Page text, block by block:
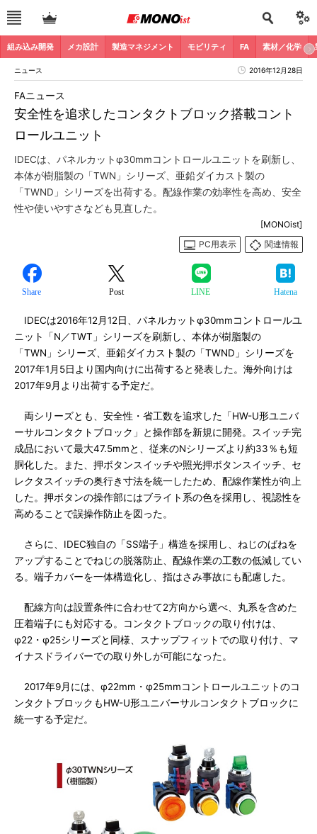
組み込み開発 メカ設計 製造マネジメント モビリティ FA 素材／化学
ニュース 2016年12月28日
安全性を追求したコンタクトブロック搭載コント
ロールユニット
FAニュース
IDECは、パネルカットφ30mmコントロールユニットを刷新し、
本体が樹脂製の「TWN」シリーズ、亜鉛ダイカスト製の
「TWND」シリーズを出荷する。配線作業の効率性を高め、安全
性や使いやすさなども見直した。
[MONOist]
PC用表示
関連情報
Share Post LINE Hatena
IDECは2016年12月12日、パネルカットφ30mmコントロールユ
ニット「N／TWT」シリーズを刷新し、本体が樹脂製の
「TWN」シリーズ、亜鉛ダイカスト製の「TWND」シリーズを
2017年1月5日より国内向けに出荷すると発表した。海外向けは
2017年9月より出荷する予定だ。
両シリーズとも、安全性・省工数を追求した「HW-U形ユニバ
ーサルコンタクトブロック」と操作部を新規に開発。スイッチ完
成品において最大47.5mmと、従来のNシリーズより約33％も短
胴化した。また、押ボタンスイッチや照光押ボタンスイッチ、セ
レクタスイッチの奥行き寸法を統一したため、配線作業性が向上
した。押ボタンの操作部にはブライト系の色を採用し、視認性を
高めることで誤操作防止を図った。
さらに、IDEC独自の「SS端子」構造を採用し、ねじのばねを
アップすることでねじの脱落防止、配線作業の工数の低減してい
る。端子カバーを一体構造化し、指はさみ事故にも配慮した。
配線方向は設置条件に合わせて2方向から選べ、丸系を含めた
圧着端子にも対応する。コンタクトブロックの取り付けは、
φ22・φ25シリーズと同様、スナップフィットでの取り付け、マ
イナスドライバーでの取り外しが可能になった。
2017年9月には、φ22mm・φ25mmコントロールユニットのコ
ンタクトブロックもHW-U形ユニバーサルコンタクトブロックに
統一する予定だ。